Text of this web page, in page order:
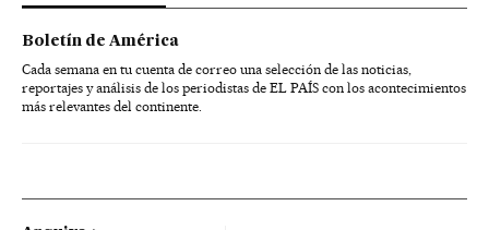
Boletín de América
Cada semana en tu cuenta de correo una selección de las noticias,
reportajes y análisis de los periodistas de EL PAÍS con los acontecimientos
más relevantes del continente.